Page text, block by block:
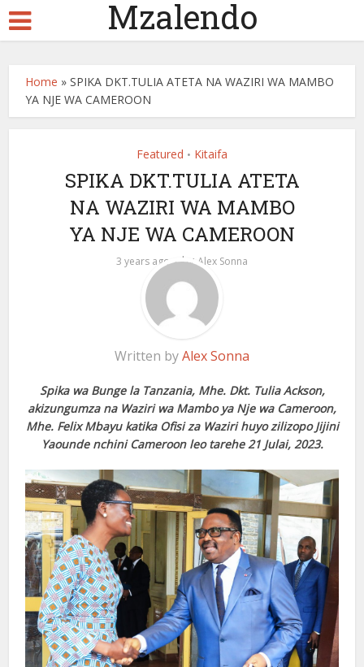
Mzalendo
Home »SPIKA DKT.TULIA ATETA NA WAZIRI WA MAMBO
YA NJE WA CAMEROON
Featured • Kitaifa
SPIKA DKT.TULIA ATETA
NA WAZIRI WA MAMBO
YA NJE WA CAMEROON
3 years ago by Alex Sonna
Written byAlex Sonna
Spika wa Bunge la Tanzania, Mhe. Dkt. Tulia Ackson,
akizungumza na Waziri wa Mambo ya Nje wa Cameroon,
Mhe. Felix Mbayu katika Ofisi za Waziri huyo zilizopo Jijini
Yaounde nchini Cameroon leo tarehe 21 Julai, 2023.